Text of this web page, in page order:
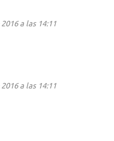
a las 14:11
a las 14:11